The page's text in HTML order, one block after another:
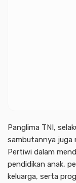
Panglima TNI,
sambutannya juga
Pertiwi dalam
pendidikan anak,
keluarga, serta